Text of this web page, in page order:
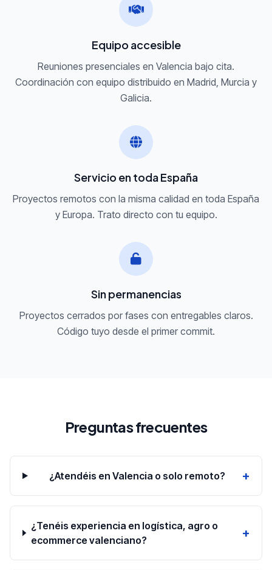
Equipo accesible
Reuniones presenciales en Valencia bajo cita.
Coordinación con equipo distribuido en Madrid, Murcia y
Galicia.
Servicio en toda España
Proyectos remotos con la misma calidad en toda España
y Europa. Trato directo con tu equipo.
Sin permanencias
Proyectos cerrados por fases con entregables claros.
Código tuyo desde el primer commit.
Preguntas frecuentes
¿Atendéis en Valencia o solo remoto? +
¿Tenéis experiencia en logística, agro o
ecommerce valenciano?
+